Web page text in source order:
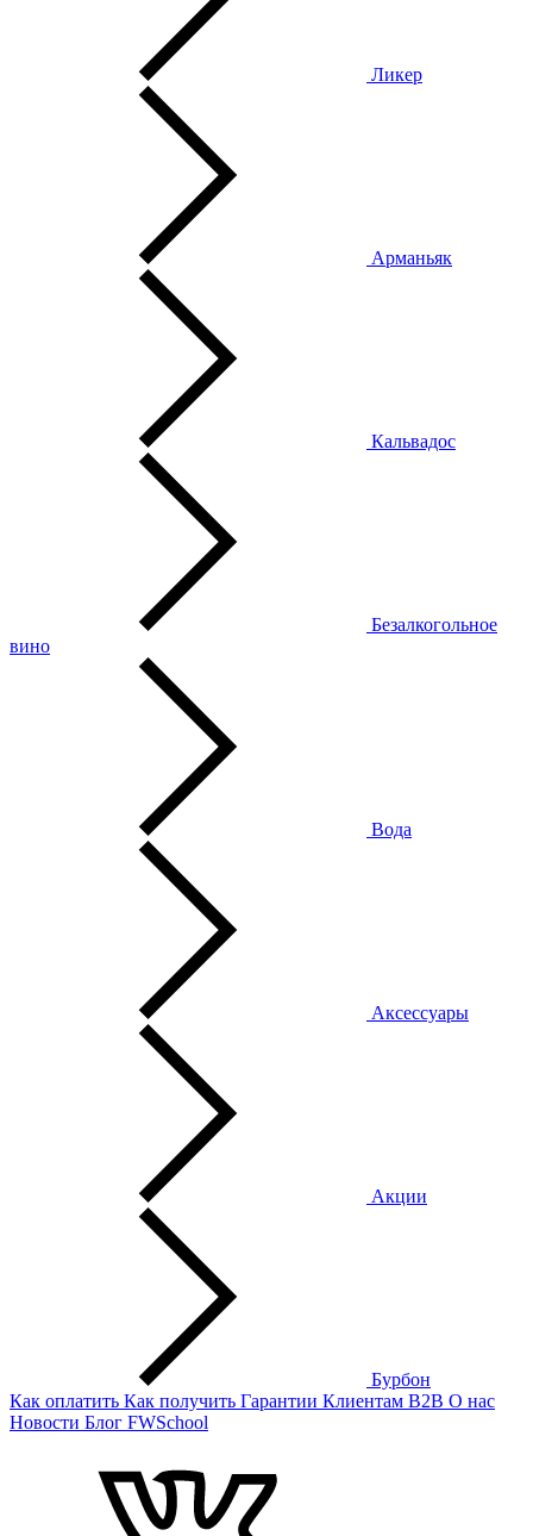
Ликер
Арманьяк
Кальвадос
Безалкогольное
вино
Вода
Аксессуары
Акции
Бурбон
Как оплатить Как получить Гарантии Клиентам B2B О нас
Новости Блог FWSchool